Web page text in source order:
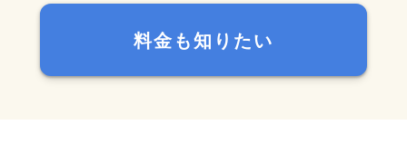
料金も知りたい